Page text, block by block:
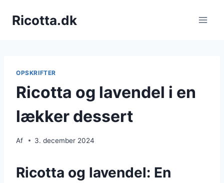
Ricotta.dk
OPSKRIFTER
Ricotta og lavendel i en
lækker dessert
Af 3. december 2024
Ricotta og lavendel: En